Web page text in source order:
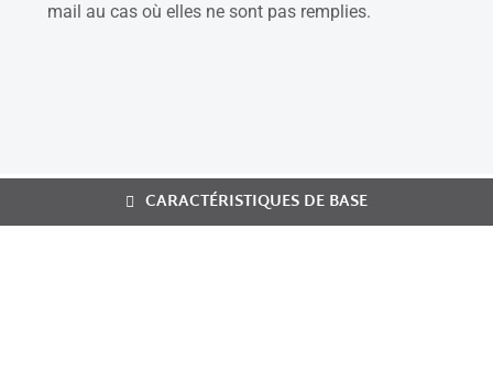
mail au cas où elles ne sont pas remplies.
CARACTÉRISTIQUES DE BASE